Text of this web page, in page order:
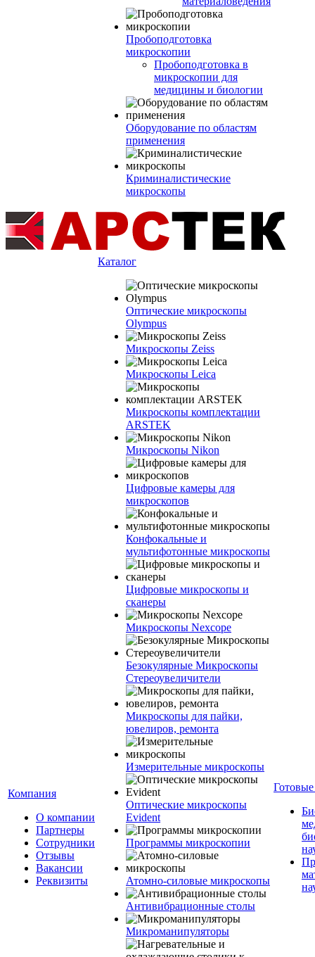
Пробоподготовка
микроскопии
Пробоподготовка в
микроскопии для
медицины и биологии
Оборудование по областям
применения
Криминалистические
микроскопы
Компания
О компании
Партнеры
Сотрудники
Отзывы
Вакансии
Реквизиты
Каталог
Оптические микроскопы
Olympus
Микроскопы Zeiss
Микроскопы Leica
Микроскопы комплектации
ARSTEK
Микроскопы Nikon
Цифровые камеры для
микроскопов
Конфокальные и
мультифотонные микроскопы
Цифровые микроскопы и
сканеры
Микроскопы Nexcope
Безокулярные Микроскопы
Стереоувеличители
Микроскопы для пайки,
ювелиров, ремонта
Измерительные микроскопы
Оптические микроскопы
Evident
Программы микроскопии
Атомно-силовые микроскопы
Антивибрационные столы
Микроманипуляторы